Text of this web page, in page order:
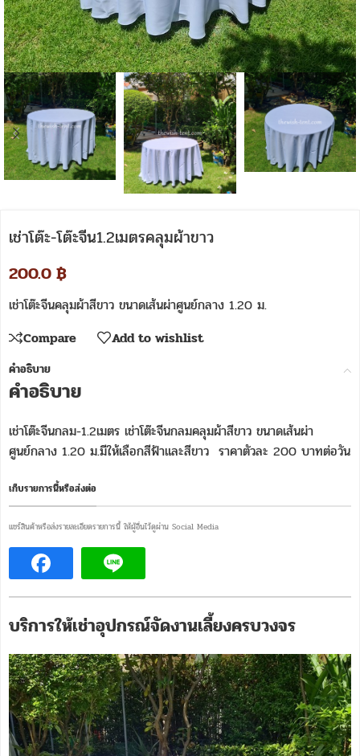
เช่าโต๊ะ-โต๊ะจีน1.2เมตรคลุมผ้าขาว
200.0฿
เช่าโต๊ะจีนคลุมผ้าสีขาว ขนาดเส้นผ่าศูนย์กลาง 1.20 ม.
Compare
Add to wishlist
คำอธิบาย
คำอธิบาย
เช่าโต๊ะจีนกลม-1.2เมตร เช่าโต๊ะจีนกลมคลุมผ้าสีขาว ขนาดเส้นผ่า
ศูนย์กลาง 1.20 ม.มีให้เลือกสีฟ้าและสีขาว ราคาตัวละ 200 บาทต่อวัน
เก็บรายการนี้หรือส่งต่อ
แชร์สินค้าหรือส่งรายละเอียดรายการนี้ ให้ผู้อื่นไว้ดูผ่าน Social Media
บริการให้เช่าอุปกรณ์จัดงานเลี้ยงครบวงจร